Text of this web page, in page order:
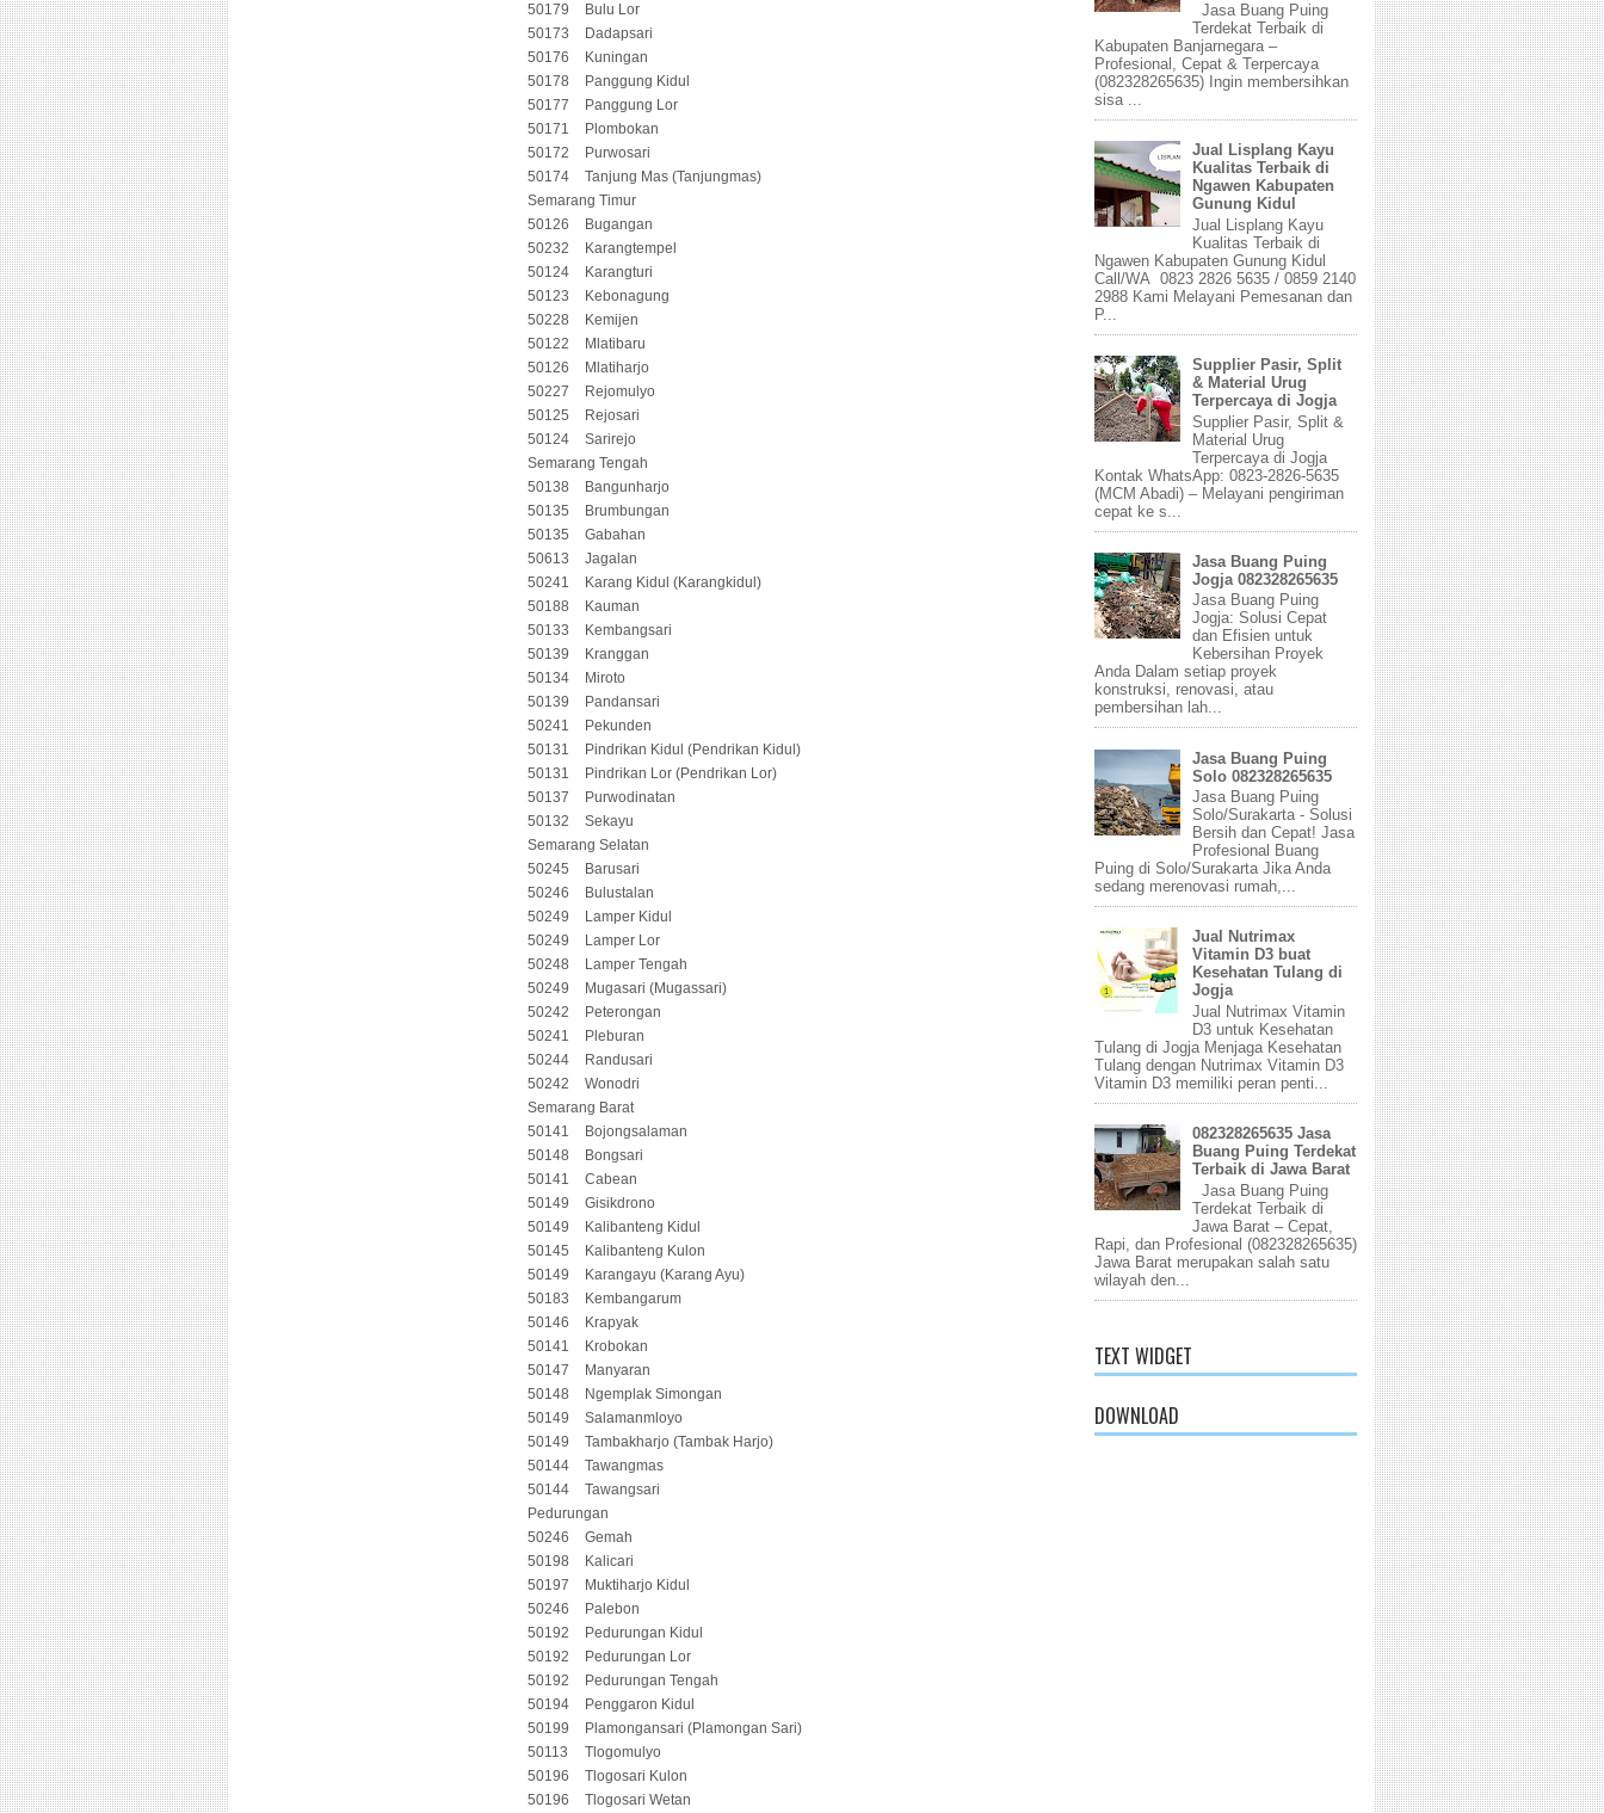
50179
Bulu Lor
50173
Dadapsari
50176
Kuningan
50178
Panggung Kidul
50177
Panggung Lor
50171
Plombokan
50172
Purwosari
50174
Tanjung Mas (Tanjungmas)
Semarang Timur
50126
Bugangan
50232
Karangtempel
50124
Karangturi
50123
Kebonagung
50228
Kemijen
50122
Mlatibaru
50126
Mlatiharjo
50227
Rejomulyo
50125
Rejosari
50124
Sarirejo
Semarang Tengah
50138
Bangunharjo
50135
Brumbungan
50135
Gabahan
50613
Jagalan
50241
Karang Kidul (Karangkidul)
50188
Kauman
50133
Kembangsari
50139
Kranggan
50134
Miroto
50139
Pandansari
50241
Pekunden
50131
Pindrikan Kidul (Pendrikan Kidul)
50131
Pindrikan Lor (Pendrikan Lor)
50137
Purwodinatan
50132
Sekayu
Semarang Selatan
50245
Barusari
50246
Bulustalan
50249
Lamper Kidul
50249
Lamper Lor
50248
Lamper Tengah
50249
Mugasari (Mugassari)
50242
Peterongan
50241
Pleburan
50244
Randusari
50242
Wonodri
Semarang Barat
50141
Bojongsalaman
50148
Bongsari
50141
Cabean
50149
Gisikdrono
50149
Kalibanteng Kidul
50145
Kalibanteng Kulon
50149
Karangayu (Karang Ayu)
50183
Kembangarum
50146
Krapyak
50141
Krobokan
50147
Manyaran
50148
Ngemplak Simongan
50149
Salamanmloyo
50149
Tambakharjo (Tambak Harjo)
50144
Tawangmas
50144
Tawangsari
Pedurungan
50246
Gemah
50198
Kalicari
50197
Muktiharjo Kidul
50246
Palebon
50192
Pedurungan Kidul
50192
Pedurungan Lor
50192
Pedurungan Tengah
50194
Penggaron Kidul
50199
Plamongansari (Plamongan Sari)
50113
Tlogomulyo
50196
Tlogosari Kulon
50196
Tlogosari Wetan
Jasa Buang Puing
Terdekat Terbaik di
Kabupaten Banjarnegara –
Profesional, Cepat & Terpercaya
(082328265635) Ingin membersihkan
sisa ...
Jual Lisplang Kayu
Kualitas Terbaik di
Ngawen Kabupaten
Gunung Kidul
Jual Lisplang Kayu
Kualitas Terbaik di
Ngawen Kabupaten Gunung Kidul
Call/WA 0823 2826 5635 / 0859 2140
2988 Kami Melayani Pemesanan dan
P...
Supplier Pasir, Split
& Material Urug
Terpercaya di Jogja
Supplier Pasir, Split &
Material Urug
Terpercaya di Jogja
Kontak WhatsApp: 0823-2826-5635
(MCM Abadi) – Melayani pengiriman
cepat ke s...
Jasa Buang Puing
Jogja 082328265635
Jasa Buang Puing
Jogja: Solusi Cepat
dan Efisien untuk
Kebersihan Proyek
Anda Dalam setiap proyek
konstruksi, renovasi, atau
pembersihan lah...
Jasa Buang Puing
Solo 082328265635
Jasa Buang Puing
Solo/Surakarta - Solusi
Bersih dan Cepat! Jasa
Profesional Buang
Puing di Solo/Surakarta Jika Anda
sedang merenovasi rumah,...
Jual Nutrimax
Vitamin D3 buat
Kesehatan Tulang di
Jogja
Jual Nutrimax Vitamin
D3 untuk Kesehatan
Tulang di Jogja Menjaga Kesehatan
Tulang dengan Nutrimax Vitamin D3
Vitamin D3 memiliki peran penti...
082328265635 Jasa
Buang Puing Terdekat
Terbaik di Jawa Barat
Jasa Buang Puing
Terdekat Terbaik di
Jawa Barat – Cepat,
Rapi, dan Profesional (082328265635)
Jawa Barat merupakan salah satu
wilayah den...
TEXT WIDGET
DOWNLOAD